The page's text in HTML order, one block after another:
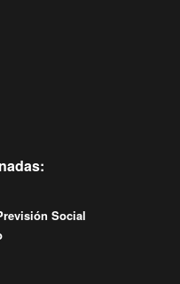
Social